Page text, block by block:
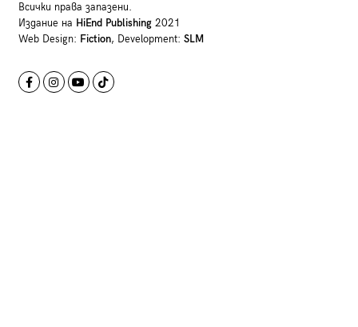
Всички права запазени.
Издание на HiEnd Publishing2021
Web Design: Fiction, Development: SLM